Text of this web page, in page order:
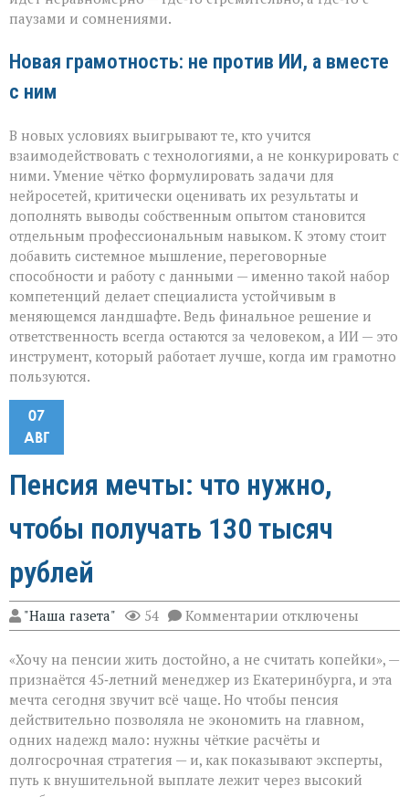
паузами и сомнениями.
Новая грамотность: не против ИИ, а вместе
с ним
В новых условиях выигрывают те, кто учится
взаимодействовать с технологиями, а не конкурировать с
ними. Умение чётко формулировать задачи для
нейросетей, критически оценивать их результаты и
дополнять выводы собственным опытом становится
отдельным профессиональным навыком. К этому стоит
добавить системное мышление, переговорные
способности и работу с данными — именно такой набор
компетенций делает специалиста устойчивым в
меняющемся ландшафте. Ведь финальное решение и
ответственность всегда остаются за человеком, а ИИ — это
инструмент, который работает лучше, когда им грамотно
пользуются.
07
АВГ
Пенсия мечты: что нужно,
чтобы получать 130 тысяч
рублей
"Наша газета" 54 Комментарии к
записи
мечты:
что
нужно,
чтобы
получать
130
тысяч
рублей
отключены
«Хочу на пенсии жить достойно, а не считать копейки», —
признаётся 45‑летний менеджер из Екатеринбурга, и эта
мечта сегодня звучит всё чаще. Но чтобы пенсия
действительно позволяла не экономить на главном,
одних надежд мало: нужны чёткие расчёты и
долгосрочная стратегия — и, как показывают эксперты,
путь к внушительной выплате лежит через высокий